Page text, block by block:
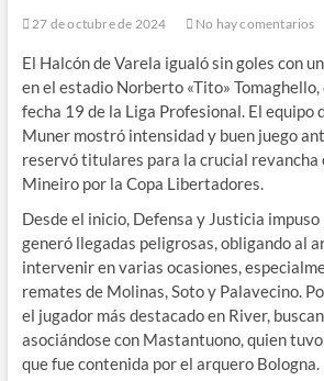
27 de octubre de 2024 No hay comentarios
El Halcón de Varela igualó sin goles con
en el estadio Norberto «Tito» Tomaghello,
fecha 19 de la Liga Profesional. El equipo
Muner mostró intensidad y buen juego
reservó titulares para la crucial
Mineiro por la Copa Libertadores.
Desde el inicio, Defensa y Justicia
generó llegadas peligrosas, obligando al
intervenir en varias ocasiones,
remates de Molinas, Soto y Palavecino.
el jugador más destacado en River,
asociándose con Mastantuono, quien
que fue contenida por el arquero Bologna.